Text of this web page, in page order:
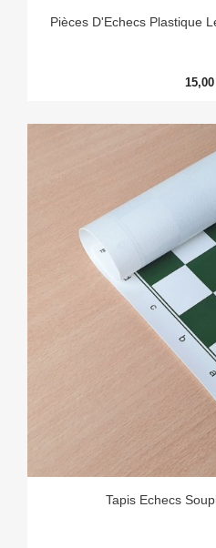
Pièces D'Echecs Plastique
Tapis Echecs